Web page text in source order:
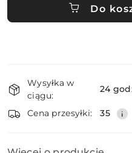
Do
i
dostawa
Wysyłka w
ciągu:
24
Cena przesyłki: 35